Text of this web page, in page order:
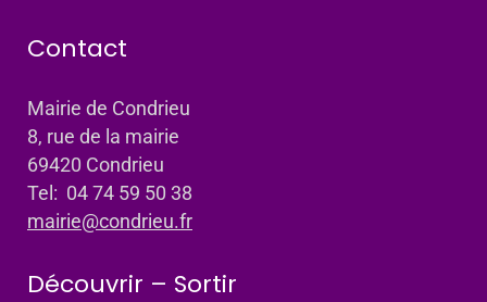
Contact
Mairie de Condrieu
8, rue de la mairie
69420 Condrieu
Tel: 04 74 59 50 38
mairie@condrieu.fr
Découvrir – Sortir